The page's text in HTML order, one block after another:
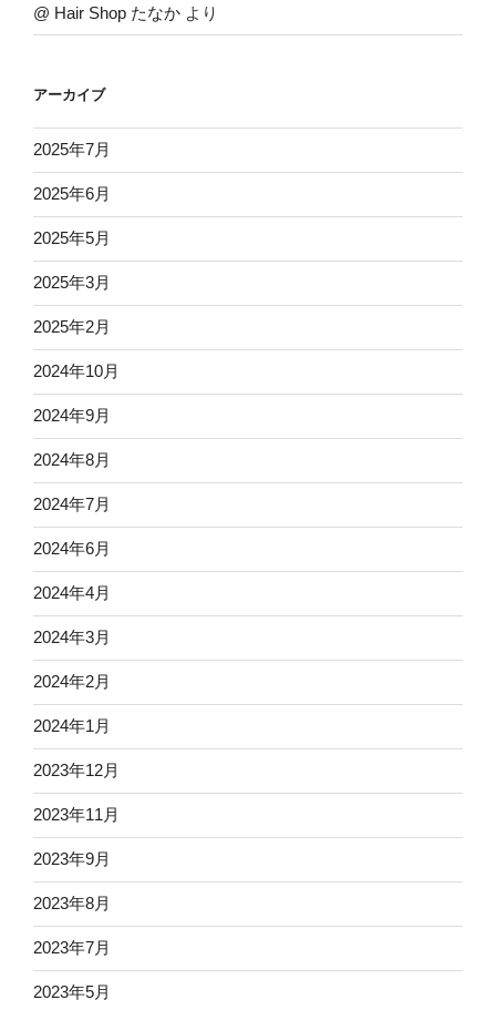
@ Hair Shop たなか より
アーカイブ
2025年7月
2025年6月
2025年5月
2025年3月
2025年2月
2024年10月
2024年9月
2024年8月
2024年7月
2024年6月
2024年4月
2024年3月
2024年2月
2024年1月
2023年12月
2023年11月
2023年9月
2023年8月
2023年7月
2023年5月